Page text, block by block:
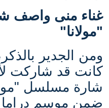
غناء منى واصف
"مولانا"
ومن الجدير
كانت قد شاركت
شارة مسلسل